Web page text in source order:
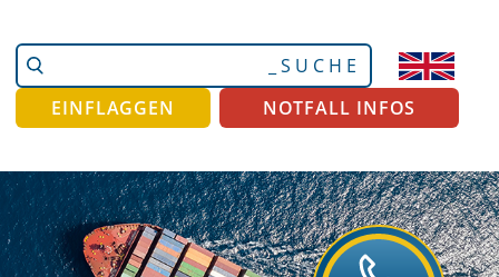
Website
durchsuchen
Erweiterte
Suche…
EINFLAGGEN
NOTFALL INFOS